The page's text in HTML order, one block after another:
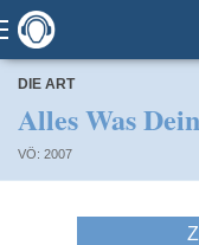
DIE ART
Alles Was
VÖ: 2007